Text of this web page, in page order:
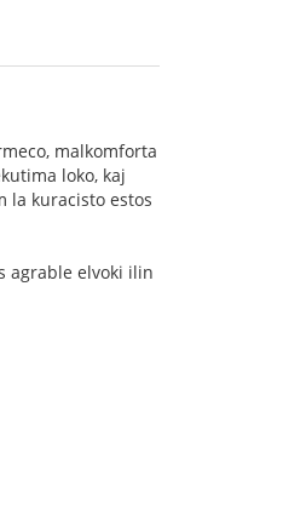
malkomforta
loko, kaj
la kuracisto estos
agrable elvoki ilin